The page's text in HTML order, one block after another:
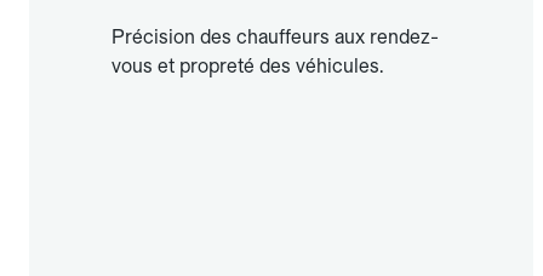
Précision des chauffeurs aux rendez-
vous et propreté des véhicules.